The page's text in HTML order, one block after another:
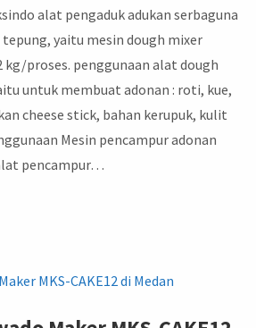
alat pengaduk adukan serbaguna
yaitu mesin dough mixer
proses. penggunaan alat dough
untuk membuat adonan : roti, kue,
cheese stick, bahan kerupuk, kulit
Mesin pencampur adonan
pencampur…